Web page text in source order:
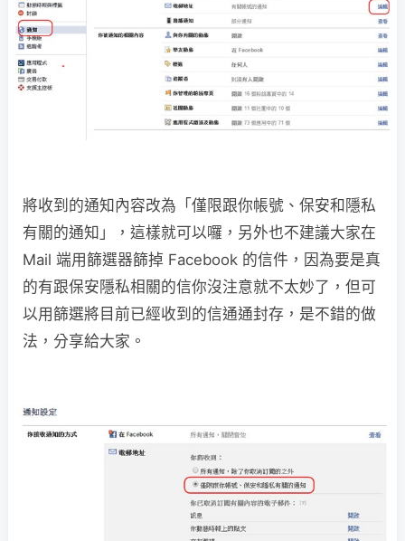
將收到的通知內容改為「僅限跟你帳號、保安和隱私
有關的通知」，這樣就可以囉，另外也不建議大家在
Mail 端用篩選器篩掉 Facebook 的信件，因為要是真
的有跟保安隱私相關的信你沒注意就不太妙了，但可
以用篩選將目前已經收到的信通通封存，是不錯的做
法，分享給大家。